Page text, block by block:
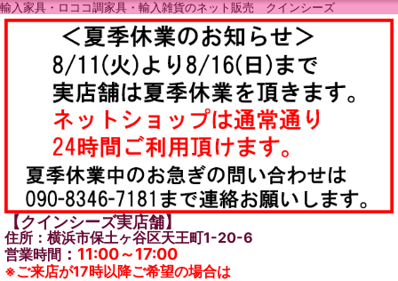
輸入家具・ロココ調家具・輸入雑貨のネット販売 クインシーズ
【クインシーズ実店舗】
住所：横浜市保土ヶ谷区天王町1-20-6
営業時間 ： 11:00～17:00
※ご来店が17時以降ご希望の場合は